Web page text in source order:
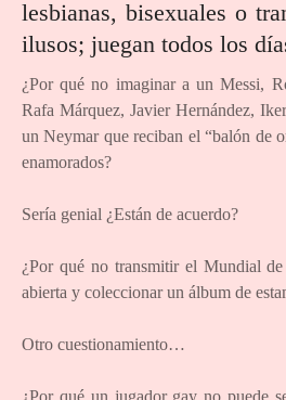
lesbianas, bisexuales o
ilusos; juegan todos los
¿Por qué no imaginar a un Messi,
Rafa Márquez, Javier Hernández,
un Neymar que reciban el “balón de
enamorados?
Sería genial ¿Están de acuerdo?
¿Por qué no transmitir el Mundial
abierta y coleccionar un álbum de
Otro cuestionamiento…
¿Por qué un jugador gay no puede